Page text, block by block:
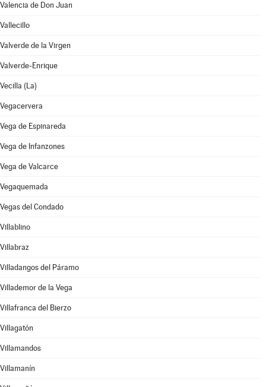
Valencia de Don Juan
Vallecillo
Valverde de la Virgen
Valverde-Enrique
Vecilla (La)
Vegacervera
Vega de Espinareda
Vega de Infanzones
Vega de Valcarce
Vegaquemada
Vegas del Condado
Villablino
Villabraz
Villadangos del Páramo
Villademor de la Vega
Villafranca del Bierzo
Villagatón
Villamandos
Villamanín